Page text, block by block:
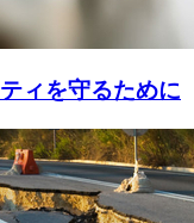
ィを守るために